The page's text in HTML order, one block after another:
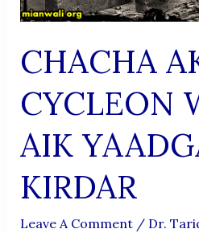
CHACHA
CYCLEON
AIK
KIRDAR
Leave A Comment / Dr.